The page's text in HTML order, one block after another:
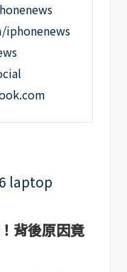
iphonenews
背後原因竟